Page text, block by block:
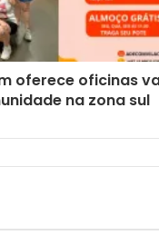
oferece oficinas
na zona sul